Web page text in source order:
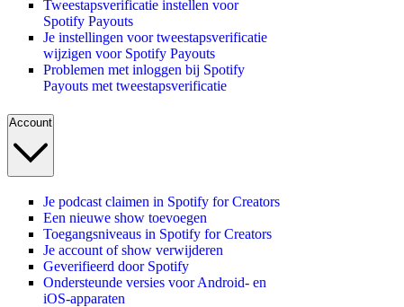
Tweestapsverificatie instellen voor
Spotify Payouts
Je instellingen voor tweestapsverificatie
wijzigen voor Spotify Payouts
Problemen met inloggen bij Spotify
Payouts met tweestapsverificatie
Account
Je podcast claimen in Spotify for Creators
Een nieuwe show toevoegen
Toegangsniveaus in Spotify for Creators
Je account of show verwijderen
Geverifieerd door Spotify
Ondersteunde versies voor Android- en
iOS-apparaten